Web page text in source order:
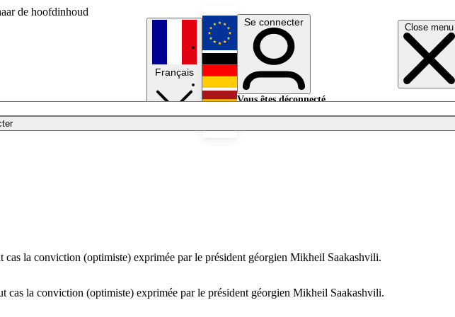
de hoofdinhoud
Close menu
Français
English
Deutsch
Se connecter
Vous êtes déconnecté.
la conviction (optimiste) exprimée par le président géorgien Mikheil Saakashvili.
cas la conviction (optimiste) exprimée par le président géorgien Mikheil Saakashvili.